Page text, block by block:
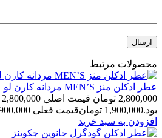
محصولات مرتبط
عطر ادکلن منز MEN’S مردانه کارن لو
2,800,000 تومان
بود.1,900,000 تومانقیمت فعلی 1,900,000 تومان است.
افزودن به سبد خرید